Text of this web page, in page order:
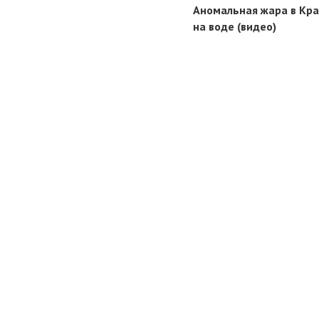
Аномальная жара в
на воде (видео)